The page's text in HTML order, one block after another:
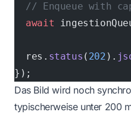
// Enqueue with
  await
  res.
status ( 202 ).
});
Das Bild wird noch
typischerweise unter 200